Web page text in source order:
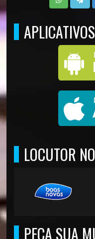
APLICATIVOS
LOCUTOR
PEÇA SUA